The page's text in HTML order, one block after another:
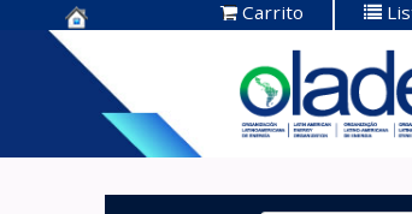
Centro de
Documentación
OLADE -
Carrito